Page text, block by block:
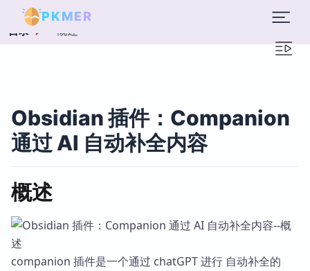
PKMER
目录 概述
Obsidian 插件：Companion
通过 AI 自动补全内容
概述
companion 插件是一个通过 chatGPT 进行 自动补全的